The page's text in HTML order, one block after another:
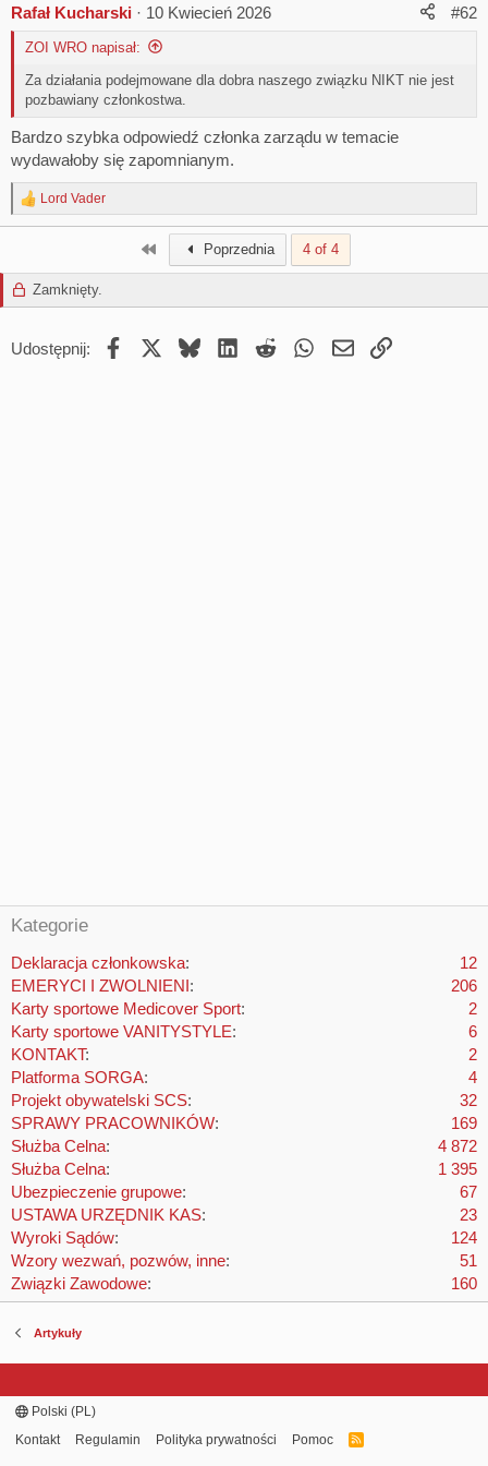
Rafał Kucharski 10 Kwiecień 2026 #62
ZOI WRO napisał:
Za działania podejmowane dla dobra naszego związku NIKT nie jest
pozbawiany członkostwa.
Bardzo szybka odpowiedź członka zarządu w temacie
wydawałoby się zapomnianym.
R
e
t
i
o
s
Lord Vader
Poprzednia 4 of 4
Zamknięty.
Udostępnij: Facebook BlueskyLinkedIn
Reddit WhatsApp
EmailUmieść Link
Kategorie
Deklaracja członkowska
12
EMERYCI I ZWOLNIENI
206
Karty sportowe Medicover Sport
2
Karty sportowe VANITYSTYLE
6
KONTAKT
2
Platforma SORGA
4
Projekt obywatelski SCS
32
SPRAWY PRACOWNIKÓW
169
Służba Celna
4 872
Służba Celna
1 395
Ubezpieczenie grupowe
67
USTAWA URZĘDNIK KAS
23
Wyroki Sądów
124
Wzory wezwań, pozwów, inne
51
Związki Zawodowe
160
Artykuły
Polski (PL)
Kontakt
Regulamin Polityka prywatności Pomoc
R